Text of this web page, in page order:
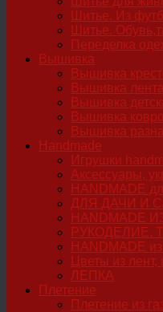
Шитье. Из
Шитье.
Переделка
Вышивка
Вышивка
Вышивка
Вышивка
Вышивка
Вышивка
Handmade
Игрушки
Аксессуары,
HANDMADE
ДЛЯ ДАЧИ И
HANDMADE
РУКОДЕЛИЕ.
HANDMADE
Цветы из
ЛЕПКА
Плетение
Плетение из